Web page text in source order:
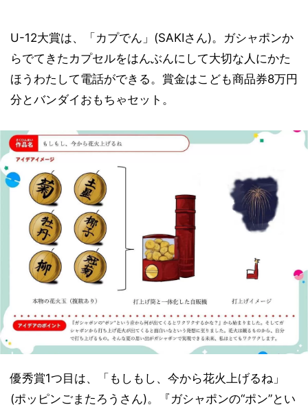
U-12大賞は、「カプでん」(SAKIさん)。ガシャポンか
らでてきたカプセルをはんぶんにして大切な人にかた
ほうわたして電話ができる。賞金はこども商品券8万円
分とバンダイおもちゃセット。
優秀賞1つ目は、「もしもし、今から花火上げるね」
(ポッピンごまたろうさん)。『ガシャポンの“ポン”とい